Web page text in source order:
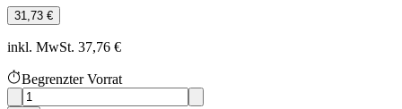
31,73 €
inkl. MwSt. 37,76 €
Begrenzter Vorrat